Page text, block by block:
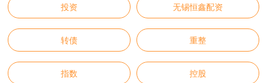
投资 无锡恒鑫配资
转债 重整
指数 控股